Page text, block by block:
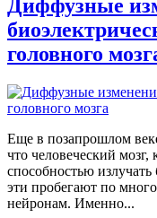
Диффузные
головного
Еще в позапрошлом
что человеческий
способностью
эти пробегают по
нейронам. Именно...